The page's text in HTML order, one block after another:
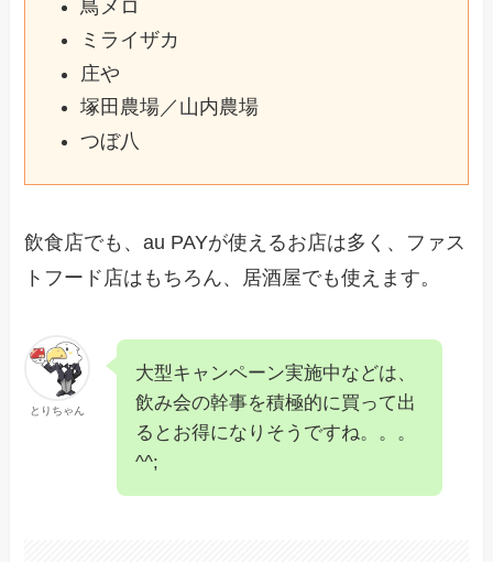
鳥メロ
ミライザカ
庄や
塚田農場／山内農場
つぼ八
飲食店でも、au PAYが使えるお店は多く、ファス
トフード店はもちろん、居酒屋でも使えます。
とりちゃん
大型キャンペーン実施中などは、
飲み会の幹事を積極的に買って出
るとお得になりそうですね。。。
^^;